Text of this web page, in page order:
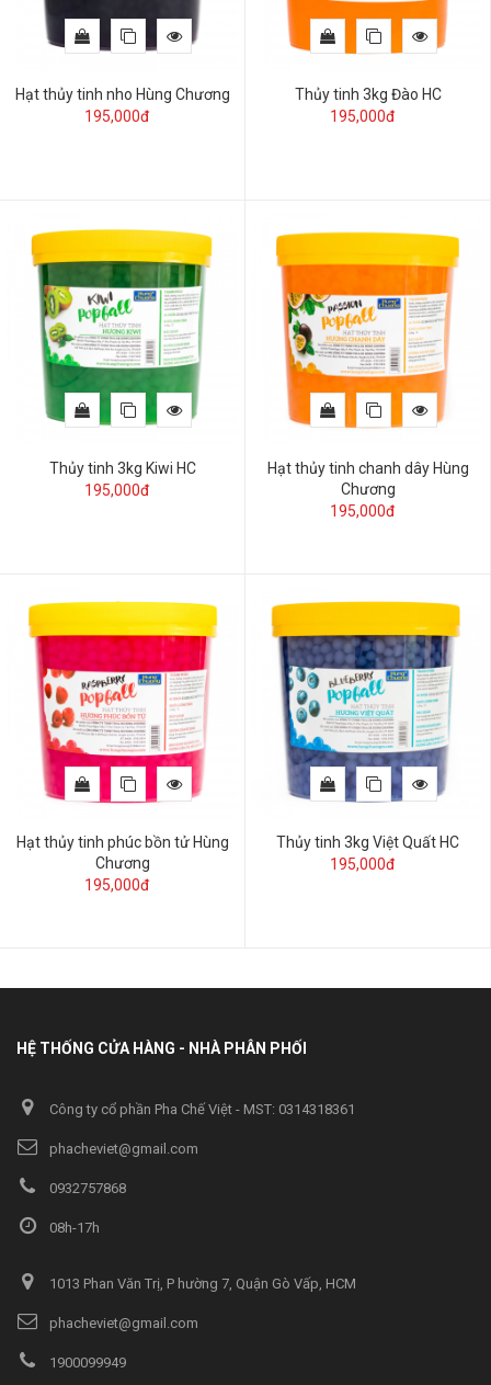
Hạt thủy tinh nho Hùng Chương
195,000đ
Thủy tinh 3kg Đào HC
195,000đ
Thủy tinh 3kg Kiwi HC
195,000đ
Hạt thủy tinh chanh dây Hùng
Chương
195,000đ
Hạt thủy tinh phúc bồn tử Hùng
Chương
195,000đ
Thủy tinh 3kg Việt Quất HC
195,000đ
HỆ THỐNG CỬA HÀNG - NHÀ PHÂN PHỐI
Công ty cổ phần Pha Chế Việt - MST: 0314318361
phacheviet@gmail.com
0932757868
08h-17h
1013 Phan Văn Trị, P hường 7, Quận Gò Vấp, HCM
phacheviet@gmail.com
1900099949